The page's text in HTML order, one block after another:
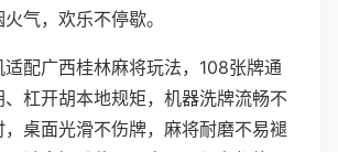
气，欢乐不停歇。
配广西桂林麻将玩法，108张牌通
杠开胡本地规矩，机器洗牌流畅不
桌面光滑不伤牌，麻将耐磨不易褪